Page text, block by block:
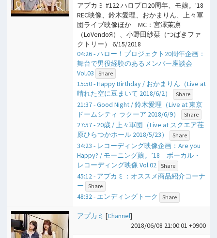
アプカミ #122 ハロプロ20周年、モ娘。'18
REC映像、鈴木愛理、おかまりん、上々軍
団ライブ映像ほか MC：宮澤茉凛
（LoVendoЯ）、小野田紗栞（つばきファ
クトリー） 6/15/2018
04:26 - ハロー！プロジェクト20周年企画：
舞台で男役経験のあるメンバー座談会
Vol.03
Share
15:50 - Happy Birthday / おかまりん（Live at
晴れた空に豆まいて 2018/6/2）
Share
21:37 - Good Night / 鈴木愛理（Live at 東京
ドームシティ ラクーア 2018/6/9）
Share
27:57 - 20歳 / 上々軍団（Live at スクエア荏
原ひらつかホール 2018/5/23）
Share
34:23 - レコーディング映像企画：Are you
Happy? / モーニング娘。’18 ボーカル・
レコーディング映像 Vol.02 Share
45:12 - アプカミ：オススメ商品紹介コーナ
ー
Share
48:32 - エンディングトーク Share
アプカミ [Channel]
2018/06/08 21:00:01 +0900